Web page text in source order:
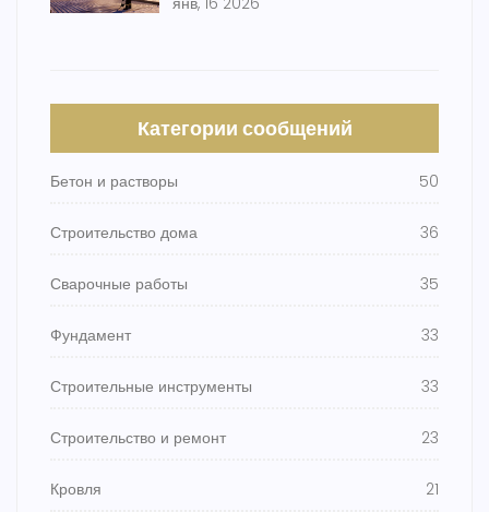
Категории сообщений
Бетон и растворы 50
Строительство дома 36
Сварочные работы 35
Фундамент 33
Строительные инструменты 33
Строительство и ремонт 23
Кровля 21